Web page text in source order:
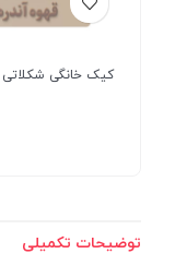
کیک خانگی شکلاتی
توضیحات تکمیلی